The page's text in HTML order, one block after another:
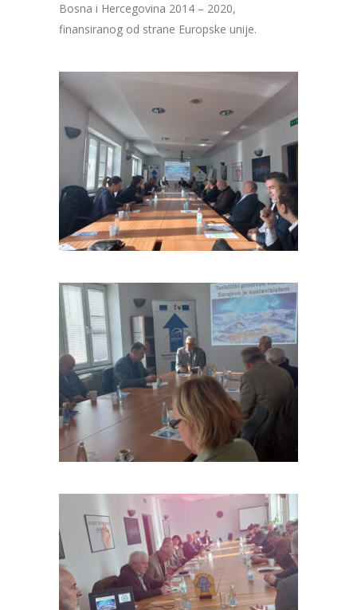
Bosna i Hercegovina 2014 – 2020,
finansiranog od strane Europske unije.